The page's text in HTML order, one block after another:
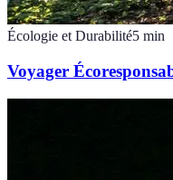
Écologie et Durabilité5 min
Voyager